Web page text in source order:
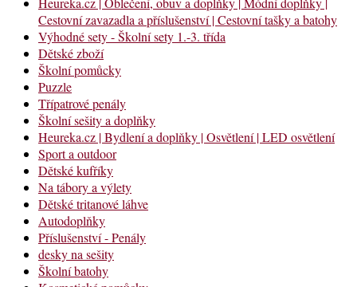
Cestovní zavazadla a příslušenství | Cestovní tašky a batohy
Výhodné sety - Školní sety 1.-3. třída
Dětské zboží
Školní pomůcky
Puzzle
Třípatrové penály
Školní sešity a doplňky
Heureka.cz | Bydlení a doplňky | Osvětlení | LED osvětlení
Sport a outdoor
Dětské kufříky
Na tábory a výlety
Dětské tritanové láhve
Autodoplňky
Příslušenství - Penály
desky na sešity
Školní batohy